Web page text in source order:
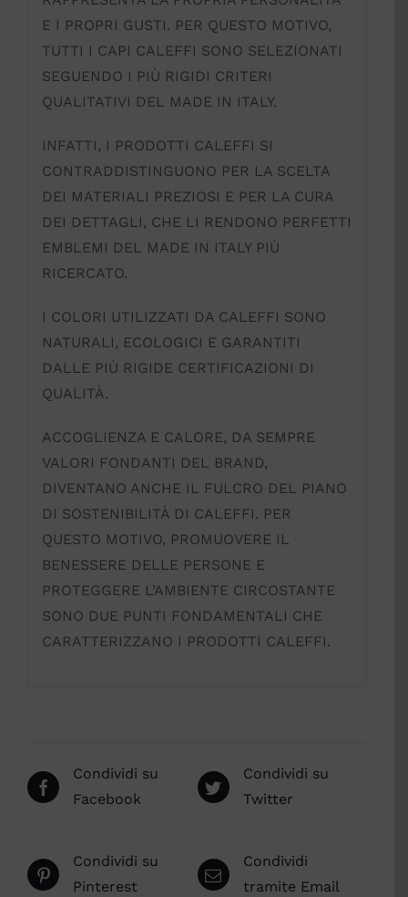
E I PROPRI GUSTI. PER QUESTO MOTIVO,
TUTTI I CAPI CALEFFI SONO SELEZIONATI
SEGUENDO I PIÙ RIGIDI CRITERI
QUALITATIVI DEL MADE IN ITALY.
INFATTI, I PRODOTTI CALEFFI SI
CONTRADDISTINGUONO PER LA SCELTA
DEI MATERIALI PREZIOSI E PER LA CURA
DEI DETTAGLI, CHE LI RENDONO PERFETTI
EMBLEMI DEL MADE IN ITALY PIÙ
RICERCATO.
I COLORI UTILIZZATI DA CALEFFI SONO
NATURALI, ECOLOGICI E GARANTITI
DALLE PIÙ RIGIDE CERTIFICAZIONI DI
QUALITÀ.
ACCOGLIENZA E CALORE, DA SEMPRE
VALORI FONDANTI DEL BRAND,
DIVENTANO ANCHE IL FULCRO DEL PIANO
DI SOSTENIBILITÀ DI CALEFFI. PER
QUESTO MOTIVO, PROMUOVERE IL
BENESSERE DELLE PERSONE E
PROTEGGERE L’AMBIENTE CIRCOSTANTE
SONO DUE PUNTI FONDAMENTALI CHE
CARATTERIZZANO I PRODOTTI CALEFFI.
Condividi su
Facebook
Condividi su
Twitter
Condividi su
Pinterest
Condividi
tramite Email